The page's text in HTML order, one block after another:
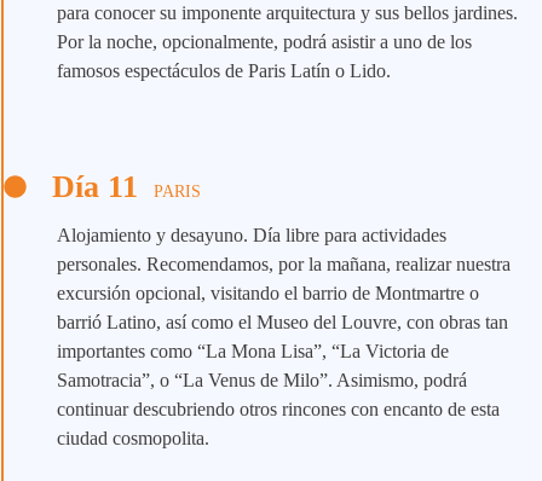
para conocer su imponente arquitectura y sus bellos jardines.
Por la noche, opcionalmente, podrá asistir a uno de los
famosos espectáculos de Paris Latín o Lido.
Día 11 PARIS
Alojamiento y desayuno. Día libre para actividades
personales. Recomendamos, por la mañana, realizar nuestra
excursión opcional, visitando el barrio de Montmartre o
barrió Latino, así como el Museo del Louvre, con obras tan
importantes como “La Mona Lisa”, “La Victoria de
Samotracia”, o “La Venus de Milo”. Asimismo, podrá
continuar descubriendo otros rincones con encanto de esta
ciudad cosmopolita.